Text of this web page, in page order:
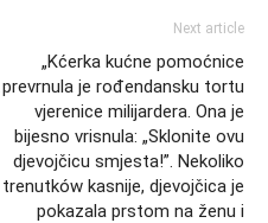
Next article
„Kćerka kućne pomoćnice
prevrnula je rođendansku tortu
vjerenice milijardera. Ona je
bijesno vrisnula: „Sklonite ovu
djevojčicu smjesta!”. Nekoliko
trenutków kasnije, djevojčica je
pokazala prstom na ženu i